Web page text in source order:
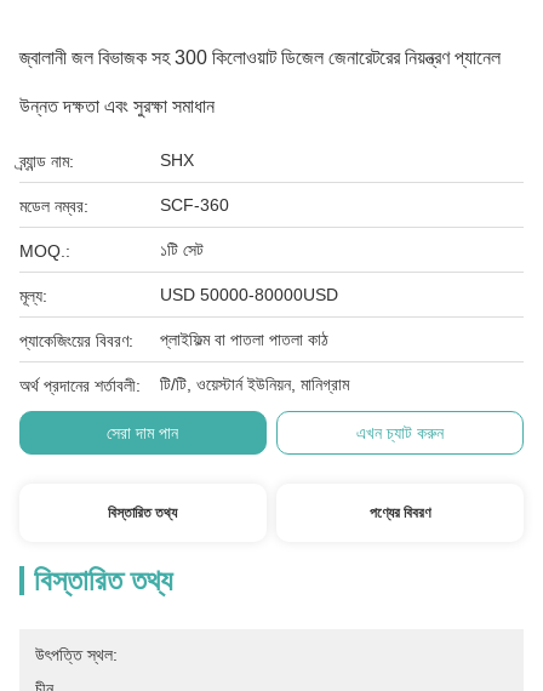
জ্বালানী জল বিভাজক সহ 300 কিলোওয়াট ডিজেল জেনারেটরের নিয়ন্ত্রণ প্যানেল
উন্নত দক্ষতা এবং সুরক্ষা সমাধান
ব্র্যান্ড নাম: SHX
মডেল নম্বর: SCF-360
MOQ.: ১টি সেট
মূল্য: USD 50000-80000USD
প্যাকেজিংয়ের বিবরণ: প্লাইফিল্ম বা পাতলা পাতলা কাঠ
অর্থ প্রদানের শর্তাবলী: টি/টি, ওয়েস্টার্ন ইউনিয়ন, মানিগ্রাম
সেরা দাম পান এখন চ্যাট করুন
বিস্তারিত তথ্য পণ্যের বিবরণ
বিস্তারিত তথ্য
উৎপত্তি স্থল: